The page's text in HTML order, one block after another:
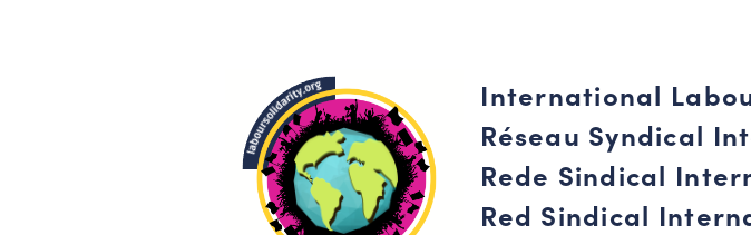
International
Réseau Syndical
Rede Sindical
Red Sindical